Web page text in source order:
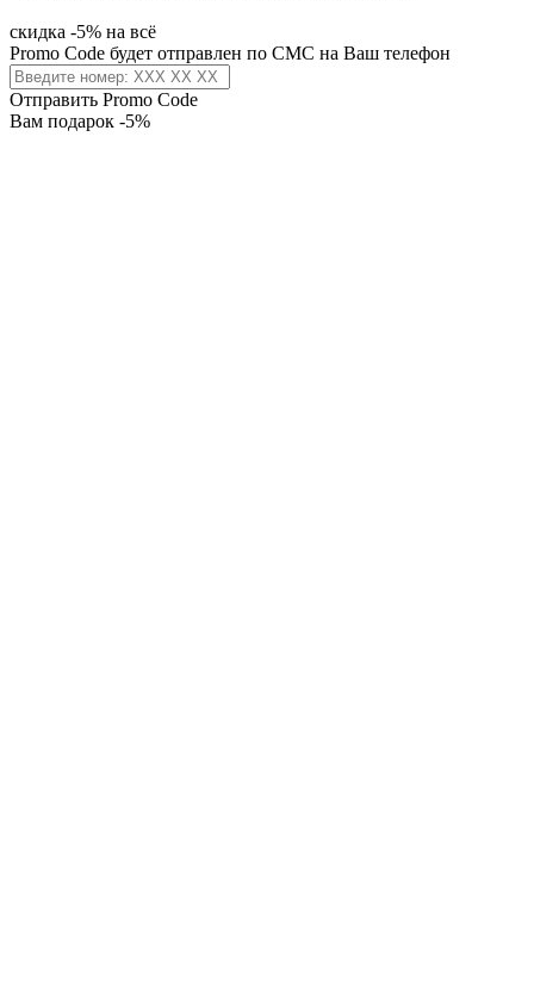
скидка -5% на всё
Promo Code будет отправлен по СМС на Ваш телефон
Отправить Promo Code
Вам подарок -5%